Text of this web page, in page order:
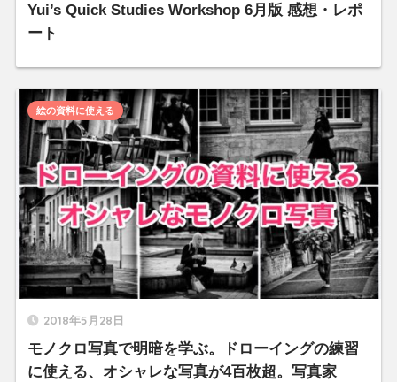
Yui’s Quick Studies Workshop 6月版 感想・レポ
ート
2018年5月28日
モノクロ写真で明暗を学ぶ。ドローイングの練習
に使える、オシャレな写真が4百枚超。写真家
絵の資料に使える